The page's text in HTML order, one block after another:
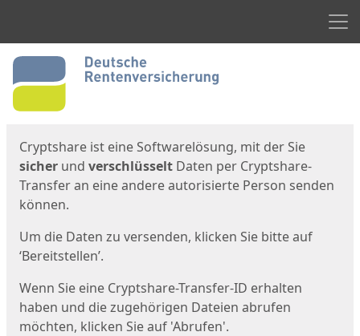
Start
Cryptshare ist eine Softwarelösung, mit der Sie
sicher und verschlüsselt Daten per Cryptshare-
Transfer an eine andere autorisierte Person senden
können.
Um die Daten zu versenden, klicken Sie bitte auf
‘Bereitstellen’.
Wenn Sie eine Cryptshare-Transfer-ID erhalten
haben und die zugehörigen Dateien abrufen
möchten, klicken Sie auf 'Abrufen'.